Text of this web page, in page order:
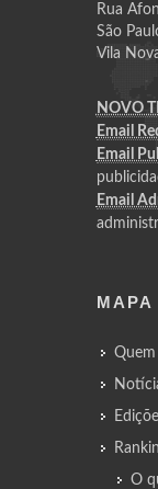
Rua
São
Vila
NOVO
Email
Email
Email
MAPA
Quem
O